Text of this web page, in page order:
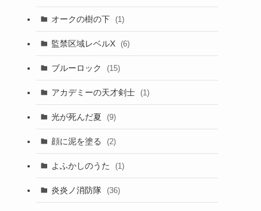
オークの樹の下 (1)
監禁区域レベルX (6)
ブルーロック (15)
アカデミーの天才剣士 (1)
光が死んだ夏 (9)
顔に泥を塗る (2)
よふかしのうた (1)
炎炎ノ消防隊 (36)